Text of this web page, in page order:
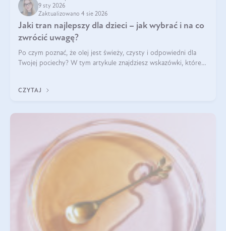
9 sty 2026
Zaktualizowano 4 sie 2026
Jaki tran najlepszy dla dzieci – jak wybrać i na co
zwrócić uwagę?
Po czym poznać, że olej jest świeży, czysty i odpowiedni dla
Twojej pociechy? W tym artykule znajdziesz wskazówki, które
CZYTAJ